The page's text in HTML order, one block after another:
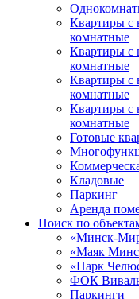
Квартиры с
комнатные
Квартиры с
комнатные
Квартиры с
комнатные
Квартиры с
комнатные
Готовые
Кладовые
Паркинг
Аренда
Поиск по
«Минск-
«Маяк
«Парк
ФОК
Паркинги